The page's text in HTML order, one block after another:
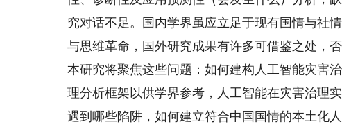
究对话不足。国内学界虽应立足于现有国情与社
与思维革命，国外研究成果有许多可借鉴之处，
本研究将聚焦这些问题：如何建构人工智能灾害
理分析框架以供学界参考，人工智能在灾害治理
遇到哪些陷阱，如何建立符合中国国情的本土化